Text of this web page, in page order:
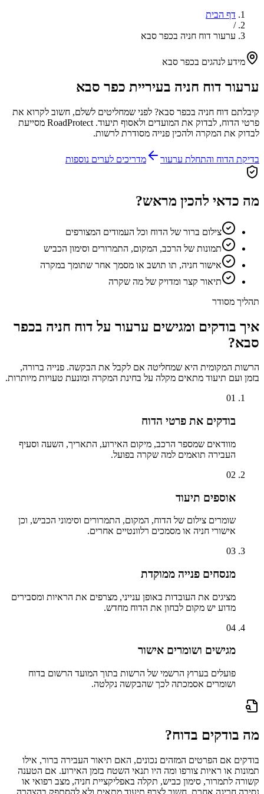
דף הבית
/
ערעור דוח חניה בכפר סבא
מידע לנהגים בכפר סבא
ערעור דוח חניה בעיריית כפר סבא
קיבלתם דוח חניה בכפר סבא? לפני שמחליטים לשלם, חשוב לקרוא את
פרטי הדוח, לבדוק את המועדים ולאסוף תיעוד. RoadProtect מסייעת
לבדוק את המקרה ולהכין פנייה מסודרת לרשות.
בדיקת הדוח והתחלת ערעור מדריכים לערים נוספות
מה כדאי להכין מראש?
צילום ברור של הדוח וכל העמודים המצורפים
תמונות של הרכב, המקום, התמרורים וסימון הכביש
אישור חניה, תו תושב או מסמך אחר שתומך במקרה
תיאור קצר ומדויק של מה שקרה
תהליך מסודר
איך בודקים ומגישים ערעור על דוח חניה בכפר
סבא?
הרשות המקומית היא שמחליטה אם לקבל את הבקשה. פנייה ברורה,
בזמן ועם תיעוד מתאים מקלה על בחינת המקרה ומונעת טעויות מיותרות.
01
בודקים את פרטי הדוח
מוודאים שמספר הרכב, מיקום האירוע, התאריך, השעה וסעיף
העבירה תואמים למה שקרה בפועל.
02
אוספים תיעוד
שומרים צילום של הדוח, המקום, התמרורים וסימוני הכביש, וכן
אישורי חניה או מסמכים רלוונטיים אחרים.
03
מנסחים פנייה ממוקדת
מציגים את העובדות באופן ענייני, מצרפים את הראיות ומסבירים
מדוע יש מקום לבחון את הדוח מחדש.
04
מגישים ושומרים אישור
פועלים בערוץ הרשמי של הרשות בתוך המועד הרשום בדוח
ושומרים אסמכתה לכך שהבקשה נקלטה.
מה בודקים בדוח?
בודקים אם הפרטים המזהים נכונים, האם תיאור העבירה ברור, אילו
תמונות או ראיות צורפו ומה היו תנאי השטח בזמן האירוע. אם הטענה
קשורה לתמרור, סימון כביש, תקלה באפליקציית חניה, מצב רפואי או
נסיבה חריגה אחרת, חשוב לצרף תיעוד מתאים ולא להסתפק בהצהרה